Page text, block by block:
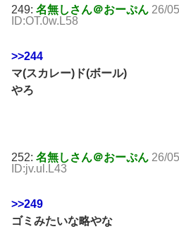
249: 名無しさん＠おーぷん 26/
ID:OT.0w.L58
>>244
マ(スカレー)ド(ボール)
やろ
252: 名無しさん＠おーぷん 26/
ID:jv.ul.L43
>>249
ゴミみたいな略やな